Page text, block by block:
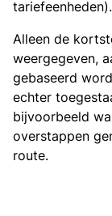
tariefeenheden).
Alleen de
weergegeven,
gebaseerd
echter
bijvoorbeeld
overstappen
route.